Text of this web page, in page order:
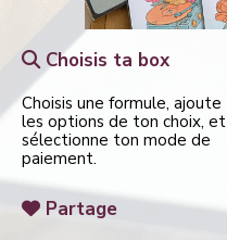
 Choisis ta box
Choisis une formule, ajoute
les options de ton choix, et
sélectionne ton mode de
paiement.
 Partage